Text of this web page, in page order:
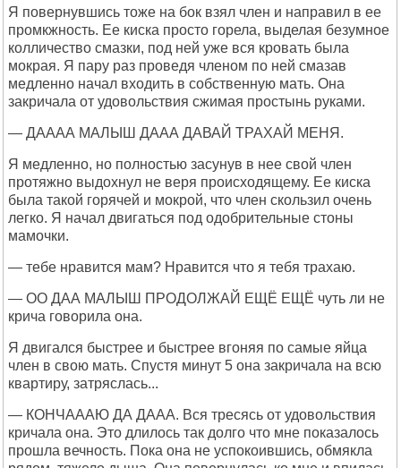
Я повернувшись тоже на бок взял член и направил в ее
промкжность. Ее киска просто горела, выделая безумное
колличество смазки, под ней уже вся кровать была
мокрая. Я пару раз проведя членом по ней смазав
медленно начал входить в собственную мать. Она
закричала от удовольствия сжимая простынь руками.
— ДАААА МАЛЫШ ДААА ДАВАЙ ТРАХАЙ МЕНЯ.
Я медленно, но полностью засунув в нее свой член
протяжно выдохнул не веря происходящему. Ее киска
была такой горячей и мокрой, что член скользил очень
легко. Я начал двигаться под одобрительные стоны
мамочки.
— тебе нравится мам? Нравится что я тебя трахаю.
— ОО ДАА МАЛЫШ ПРОДОЛЖАЙ ЕЩЁ ЕЩЁ чуть ли не
крича говорила она.
Я двигался быстрее и быстрее вгоняя по самые яйца
член в свою мать. Спустя минут 5 она закричала на всю
квартиру, затряслась...
— КОНЧАААЮ ДА ДААА. Вся тресясь от удовольствия
кричала она. Это длилось так долго что мне показалось
прошла вечность. Пока она не успокоившись, обмякла